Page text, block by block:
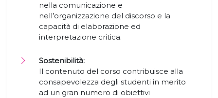
nella comunicazione e
nell’organizzazione del discorso e la
capacità di elaborazione ed
interpretazione critica.
Sostenibilità:
Il contenuto del corso contribuisce alla
consapevolezza degli studenti in merito
ad un gran numero di obiettivi